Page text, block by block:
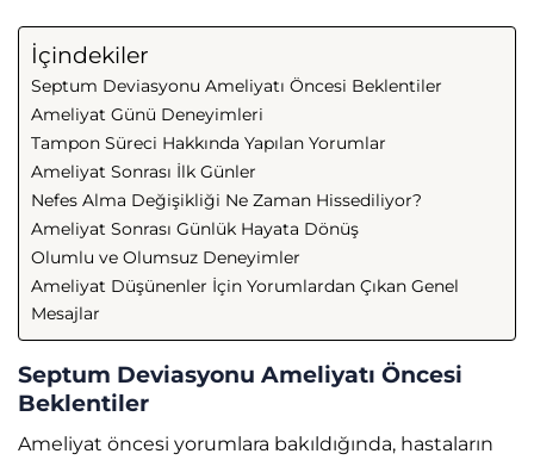
İçindekiler
Septum Deviasyonu Ameliyatı Öncesi Beklentiler
Ameliyat Günü Deneyimleri
Tampon Süreci Hakkında Yapılan Yorumlar
Ameliyat Sonrası İlk Günler
Nefes Alma Değişikliği Ne Zaman Hissediliyor?
Ameliyat Sonrası Günlük Hayata Dönüş
Olumlu ve Olumsuz Deneyimler
Ameliyat Düşünenler İçin Yorumlardan Çıkan Genel
Mesajlar
Septum Deviasyonu Ameliyatı Öncesi
Beklentiler
Ameliyat öncesi yorumlara bakıldığında, hastaların